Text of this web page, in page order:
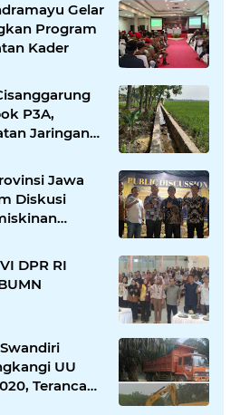
Gelar
Program
Kader
P3A,
Jaringan
Jawa
Diskusi
DPR RI
UU
Terancam